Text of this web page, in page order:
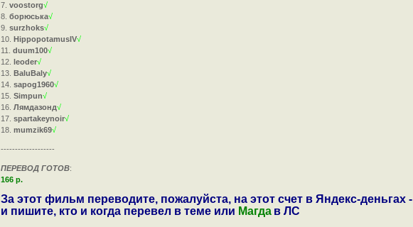
7.voostorg√
8.борюська√
9.surzhoks√
10.HippopotamusIV√
11.duum100√
12.leoder√
13.BaluBaly√
14.sapog1960√
15.Simpun√
16.Лямдазонд√
17.spartakeynoir√
18.mumzik69√
-------------------
ПЕРЕВОД ГОТОВ:
166 р.
За этот фильм переводите, пожалуйста, на этот счет в Яндекс-деньгах -
и пишите, кто и когда перевел в теме или Магда в ЛС